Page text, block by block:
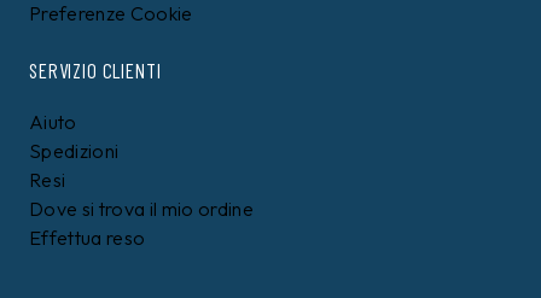
Preferenze Cookie
SERVIZIO CLIENTI
Aiuto
Spedizioni
Resi
Dove si trova il mio ordine
Effettua reso